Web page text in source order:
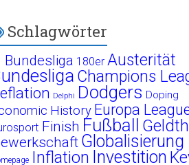
Schlagwörter
Bundesliga 180er Austerität
Champions
Delphi Dodgers Doping
History Europa
Finish Fußball
Globalisierung
Inflation Investition